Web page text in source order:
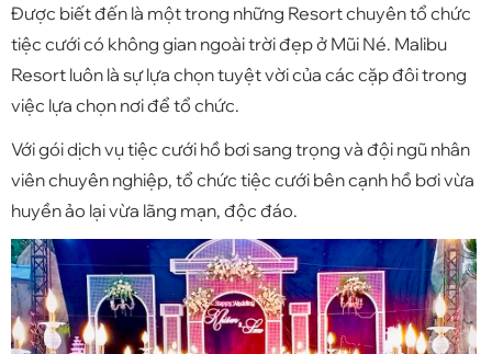
Được biết đến là một trong những Resort chuyên tổ chức
tiệc cưới có không gian ngoài trời đẹp ở Mũi Né. Malibu
Resort luôn là sự lựa chọn tuyệt vời của các cặp đôi trong
việc lựa chọn nơi để tổ chức.
Với gói dịch vụ tiệc cưới hồ bơi sang trọng và đội ngũ nhân
viên chuyên nghiệp, tổ chức tiệc cưới bên cạnh hồ bơi vừa
huyền ảo lại vừa lãng mạn, độc đáo.